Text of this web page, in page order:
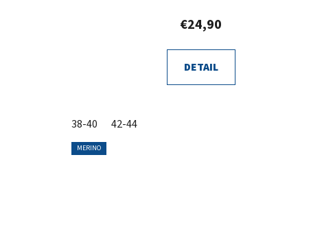
€24,90
DETAIL
38-40 42-44
MERINO